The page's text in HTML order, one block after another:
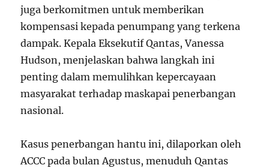
juga berkomitmen untuk memberikan
kompensasi kepada penumpang yang terkena
dampak. Kepala Eksekutif Qantas, Vanessa
Hudson, menjelaskan bahwa langkah ini
penting dalam memulihkan kepercayaan
masyarakat terhadap maskapai penerbangan
nasional.
Kasus penerbangan hantu ini, dilaporkan oleh
ACCC pada bulan Agustus, menuduh Qantas